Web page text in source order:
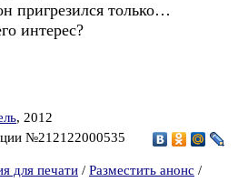
пригрезился только…
интерес?
, 2012
№212122000535
для печати / Разместить анонс /